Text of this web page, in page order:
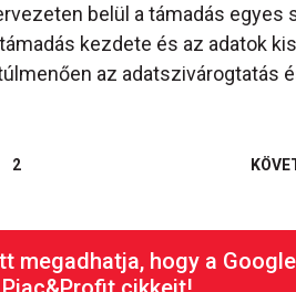
belül a támadás egyes
kezdete és az adatok
az adatszivárogtatás
2
hogy a